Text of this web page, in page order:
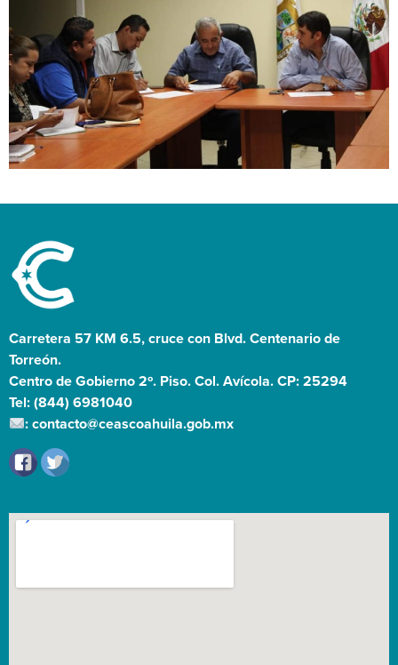
Carretera 57 KM 6.5, cruce con Blvd. Centenario de
Torreón.
Centro de Gobierno 2º. Piso. Col. Avícola. CP: 25294
Tel: (844) 6981040
: contacto@ceascoahuila.gob.mx